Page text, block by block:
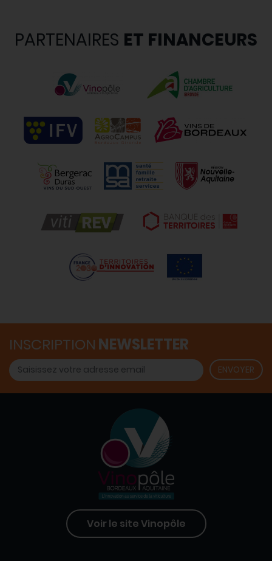
PARTENAIRES ET FINANCEURS
INSCRIPTION NEWSLETTER
Voir le site Vinopôle